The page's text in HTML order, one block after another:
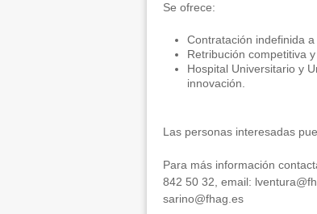
Se ofrece:
Contratación indefinida
Retribución competitiva
Hospital Universitario y
innovación.
Las personas interesadas
Para más información
842 50 32, email:
sarino@fhag.es